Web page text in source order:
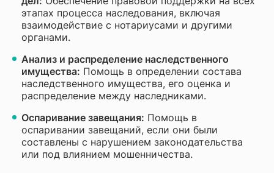
этапах процесса наследования, включая
взаимодействие с нотариусами и другими
органами.
Анализ и распределение наследственного
имущества: Помощь в определении состава
наследственного имущества, его оценка и
распределение между наследниками.
Оспаривание завещания: Помощь в
оспаривании завещаний, если они были
составлены с нарушением законодательства
или под влиянием мошенничества.